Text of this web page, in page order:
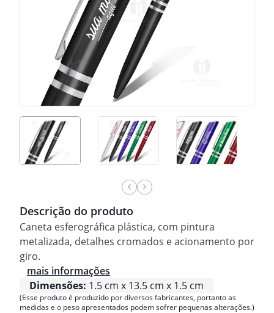
Descrição do produto
Caneta esferográfica plástica, com pintura
metalizada, detalhes cromados e acionamento por
giro.
mais informações
Dimensões: 1.5 cm x 13.5 cm x 1.5 cm
(Esse produto é produzido por diversos fabricantes, portanto as
medidas e o peso apresentados podem sofrer pequenas alterações.)